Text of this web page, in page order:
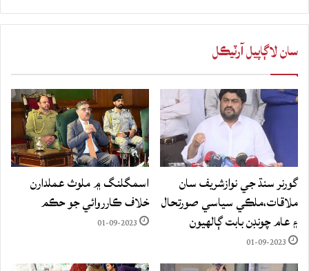
سان لاڳاپيل آرٽيڪل
گورنر سنڌ جي نوازشريف سان
ملاقات،ملڪي سياسي صورتحال
۽ عام چونڊن بابت ڳالهيون
01-09-2023
اسمگلنگ ۾ ملوث عملدارن
خلاف ڪارروائي جو حڪم
01-09-2023